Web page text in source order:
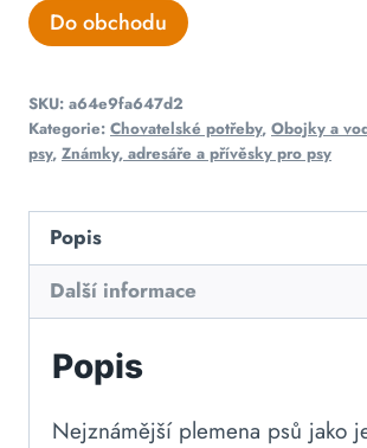
Do obchodu
SKU: a64e9fa647d2
Kategorie: Chovatelské potřeby, Obojky a
psy, Známky, adresáře a přívěsky pro psy
Popis
Další informace
Popis
Nejznámější plemena psů jako